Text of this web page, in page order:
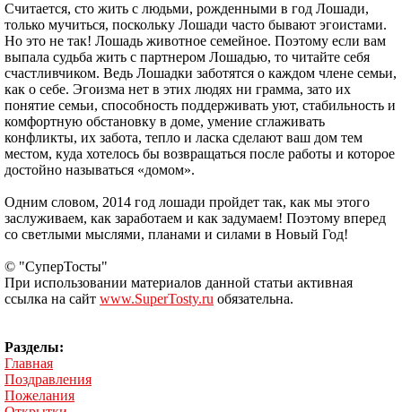
Считается, сто жить с людьми, рожденными в год Лошади,
только мучиться, поскольку Лошади часто бывают эгоистами.
Но это не так! Лошадь животное семейное. Поэтому если вам
выпала судьба жить с партнером Лошадью, то читайте себя
счастливчиком. Ведь Лошадки заботятся о каждом члене семьи,
как о себе. Эгоизма нет в этих людях ни грамма, зато их
понятие семьи, способность поддерживать уют, стабильность и
комфортную обстановку в доме, умение сглаживать
конфликты, их забота, тепло и ласка сделают ваш дом тем
местом, куда хотелось бы возвращаться после работы и которое
достойно называться «домом».
Одним словом, 2014 год лошади пройдет так, как мы этого
заслуживаем, как заработаем и как задумаем! Поэтому вперед
со светлыми мыслями, планами и силами в Новый Год!
© "СуперТосты"
При использовании материалов данной статьи активная
ссылка на сайт www.SuperTosty.ru обязательна.
Разделы:
Главная
Поздравления
Пожелания